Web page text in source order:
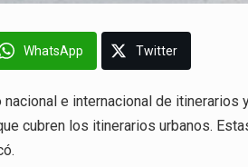
WhatsApp Twitter
e internacional de itinerarios
cubren los itinerarios urbanos.